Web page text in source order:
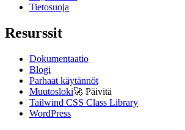
Tietosuoja
Resurssit
Dokumentaatio
Blogi
Parhaat käytännöt
Muutosloki🚀 Päivitä
Tailwind CSS Class Library
WordPress